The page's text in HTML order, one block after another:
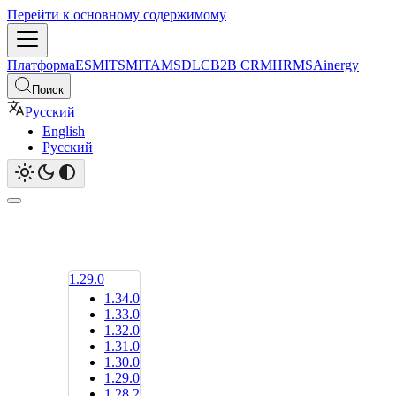
Перейти к основному содержимому
ПлатформаESMITSMITAMSDLCB2B CRMHRMSAinergy
Поиск
Русский
English
Русский
1.29.0
1.34.0
1.33.0
1.32.0
1.31.0
1.30.0
1.29.0